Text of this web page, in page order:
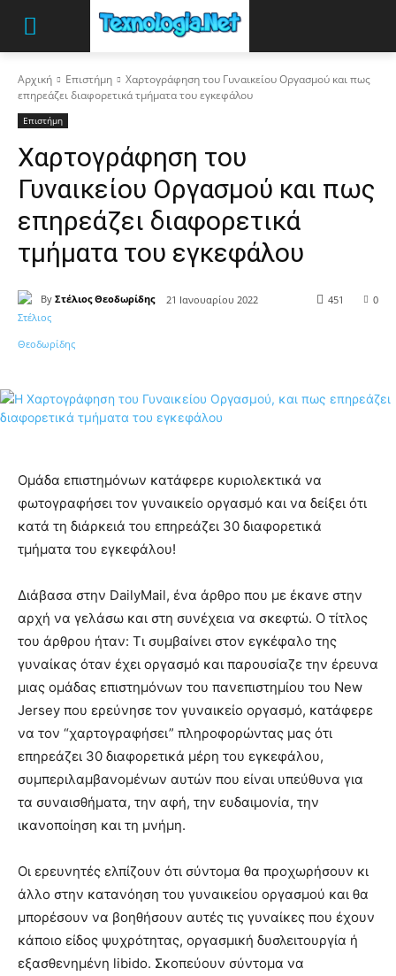
Αρχική Επιστήμη
Χαρτογράφηση του Γυναικείου Οργασμού και πως
επηρεάζει διαφορετικά τμήματα του εγκεφάλου
Επιστήμη
Χαρτογράφηση του
Γυναικείου Οργασμού και πως
επηρεάζει διαφορετικά
τμήματα του εγκεφάλου
By Στέλιος Θεοδωρίδης 21 Ιανουαρίου 2022 0
451
Ομάδα επιστημόνων κατάφερε κυριολεκτικά να
φωτογραφήσει τον γυναικείο οργασμό και να δείξει ότι
κατά τη διάρκειά του επηρεάζει 30 διαφορετικά
τμήματα του εγκεφάλου!
Διάβασα στην DailyMail, ένα άρθρο που με έκανε στην
αρχή να γελάσω και στη συνέχεια να σκεφτώ. Ο τίτλος
του άρθρου ήταν: Τι συμβαίνει στον εγκέφαλο της
γυναίκας όταν έχει οργασμό και παρουσίαζε την έρευνα
μιας ομάδας επιστημόνων του πανεπιστημίου του New
Jersey που ερεύνησε τον γυναικείο οργασμό, κατάφερε
να τον “χαρτογραφήσει” πληροφορώντας μας ότι
επηρεάζει 30 διαφορετικά μέρη του εγκεφάλου,
συμπεριλαμβανομένων αυτών που είναι υπεύθυνα για
τα συναισθήματα, την αφή, την ευδαιμονία, την
ικανοποίηση και τη μνήμη.
Οι ερευνητές ελπίζουν ότι σύντομα θα προχωρήσουν κι
άλλο στην κατανόηση του γυναικείου οργασμού και θα
μπορέσουν να βοηθήσουν αυτές τις γυναίκες που έχουν
κάποιο είδος ψυχρότητας, οργασμική δυσλειτουργία ή
εξασθενημένη libido. Σκοπεύουν σύντομα να